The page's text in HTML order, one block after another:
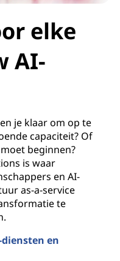
elke
AI-
je klaar om op te
capaciteit? Of
beginnen?
is waar
en AI-
as-a-service
te
en